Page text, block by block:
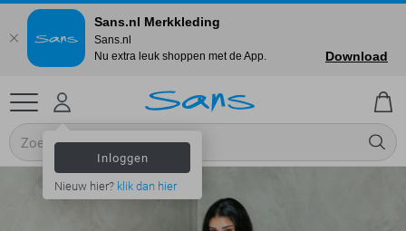
Inloggen
Nieuw hier? klik dan hier
Sans.nl Merkkleding
Sans.nl
Nu extra leuk shoppen met de App.
Download